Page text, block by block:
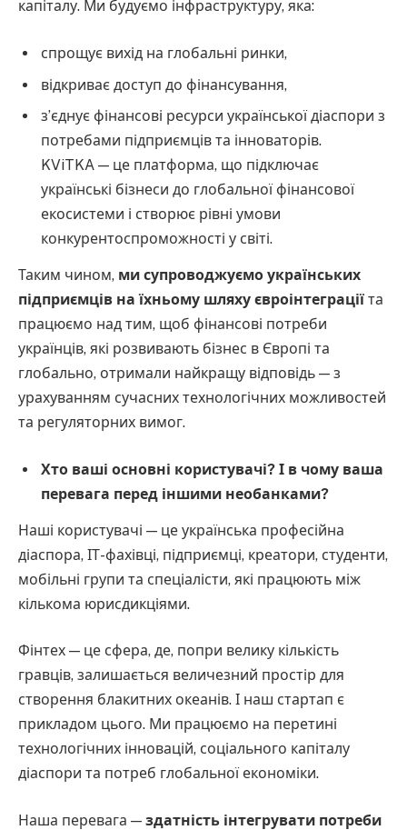
капіталу. Ми будуємо інфраструктуру, яка:
спрощує вихід на глобальні ринки,
відкриває доступ до фінансування,
з’єднує фінансові ресурси української діаспори з
потребами підприємців та інноваторів.
KViTKA — це платформа, що підключає
українські бізнеси до глобальної фінансової
екосистеми і створює рівні умови
конкурентоспроможності у світі.
Таким чином, ми супроводжуємо українських
підприємців на їхньому шляху євроінтеграції та
працюємо над тим, щоб фінансові потреби
українців, які розвивають бізнес в Європі та
глобально, отримали найкращу відповідь — з
урахуванням сучасних технологічних можливостей
та регуляторних вимог.
Хто ваші основні користувачі? І в чому ваша
перевага перед іншими необанками?
Наші користувачі — це українська професійна
діаспора, ІТ-фахівці, підприємці, креатори, студенти,
мобільні групи та спеціалісти, які працюють між
кількома юрисдикціями.
Фінтех — це сфера, де, попри велику кількість
гравців, залишається величезний простір для
створення блакитних океанів. І наш стартап є
прикладом цього. Ми працюємо на перетині
технологічних інновацій, соціального капіталу
діаспори та потреб глобальної економіки.
Наша перевага — здатність інтегрувати потреби